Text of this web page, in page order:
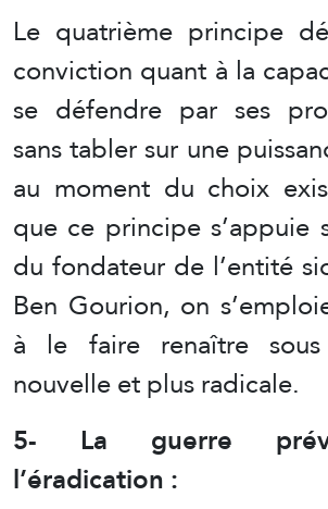
Le quatrième principe
conviction quant à la
se défendre par ses
sans tabler sur une
au moment du choix
que ce principe s’appuie
du fondateur de l’entité
Ben Gourion, on
à le faire renaître
nouvelle et plus radicale.
5- La guerre
l’éradication :